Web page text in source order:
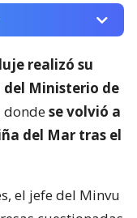
del Ministerio de